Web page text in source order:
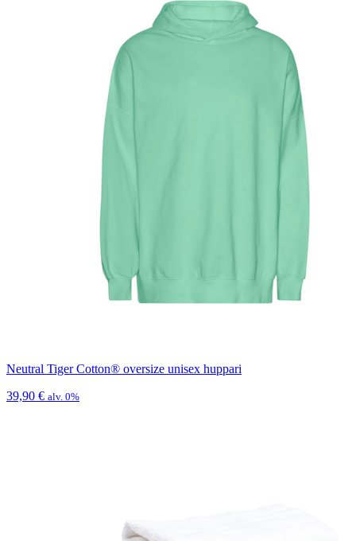
Neutral Tiger Cotton® oversize unisex huppari
39,90 € alv. 0%